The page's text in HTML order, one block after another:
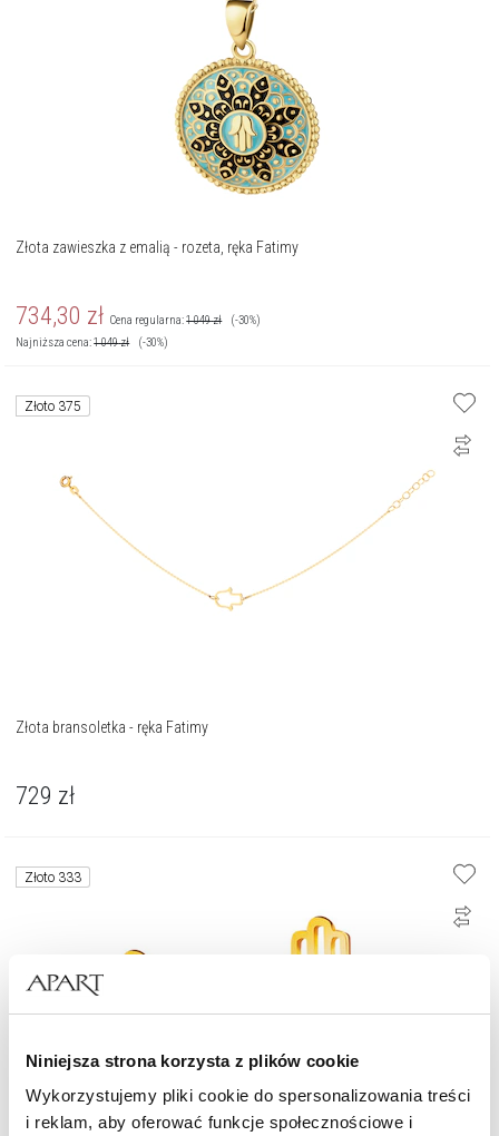
Niniejsza strona korzysta z plików cookie
Wykorzystujemy pliki cookie do spersonalizowania treści
i reklam, aby oferować funkcje społecznościowe i
Złota zawieszka z emalią - rozeta, ręka Fatimy
734,30 zł Cena regularna:1 049zł
(-30%)
Najniższa cena:1 049zł (-30%)
Złoto 375
Złota bransoletka - ręka Fatimy
729 zł
Złoto 333